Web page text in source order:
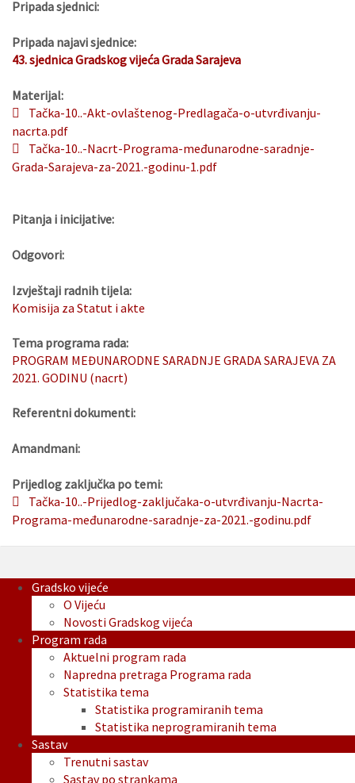
Pripada sjednici:
Pripada najavi sjednice:
43. sjednica Gradskog vijeća Grada Sarajeva
Materijal:
Tačka-10..-Akt-ovlaštenog-Predlagača-o-utvrđivanju-
nacrta.pdf
Tačka-10..-Nacrt-Programa-međunarodne-saradnje-
Grada-Sarajeva-za-2021.-godinu-1.pdf
Pitanja i inicijative:
Odgovori:
Izvještaji radnih tijela:
Komisija za Statut i akte
Tema programa rada:
PROGRAM MEĐUNARODNE SARADNJE GRADA SARAJEVA ZA
2021. GODINU (nacrt)
Referentni dokumenti:
Amandmani:
Prijedlog zaključka po temi:
Tačka-10..-Prijedlog-zaključaka-o-utvrđivanju-Nacrta-
Programa-međunarodne-saradnje-za-2021.-godinu.pdf
Gradsko vijeće
O Vijeću
Novosti Gradskog vijeća
Program rada
Aktuelni program rada
Napredna pretraga Programa rada
Statistika tema
Statistika programiranih tema
Statistika neprogramiranih tema
Sastav
Trenutni sastav
Sastav po strankama